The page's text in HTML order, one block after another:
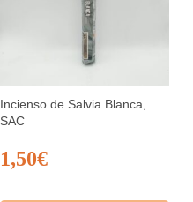
Incienso de Salvia Blanca,
SAC
1,50€